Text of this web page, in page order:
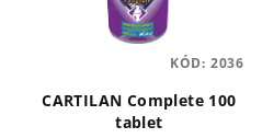
CARTILAN Complete 100
tablet
KÓD: 2036